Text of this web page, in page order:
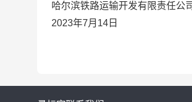
哈尔滨铁路运输开发有限责任公
2023年7月 14 日